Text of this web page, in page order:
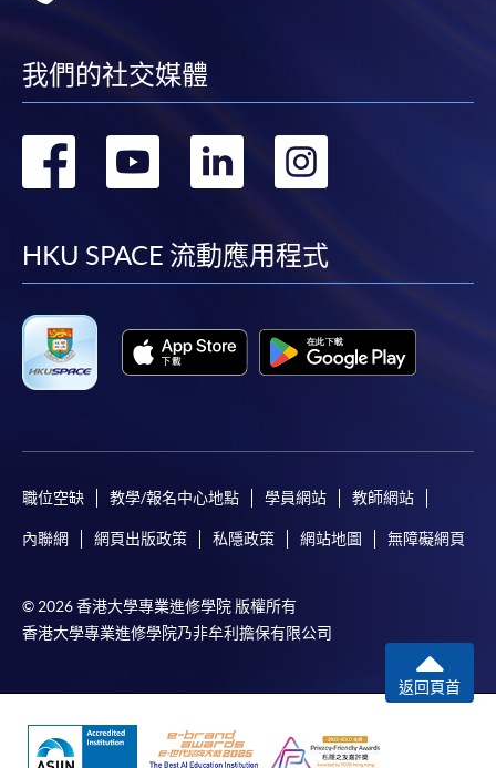
我們的社交媒體
轉
facebook
轉
youtube
轉
linkedin
轉
HKU SPACE 流動應用程式
職位空缺 教學/報名中心地點 學員網站 教師網站
內聯網 網頁出版政策 私隱政策 網站地圖 無障礙網頁
© 2026 香港大學專業進修學院 版權所有
香港大學專業進修學院乃非牟利擔保有限公司
返回頁首